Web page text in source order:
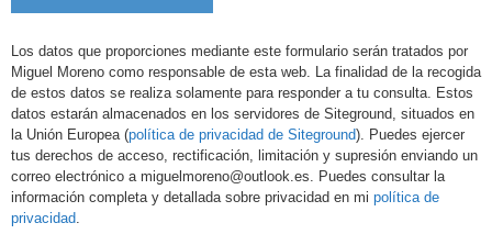
Los datos que proporciones mediante este formulario serán tratados por
Miguel Moreno como responsable de esta web. La finalidad de la recogida
de estos datos se realiza solamente para responder a tu consulta. Estos
datos estarán almacenados en los servidores de Siteground, situados en
la Unión Europea (política de privacidad de Siteground). Puedes ejercer
tus derechos de acceso, rectificación, limitación y supresión enviando un
correo electrónico a miguelmoreno@outlook.es. Puedes consultar la
información completa y detallada sobre privacidad en mi política de
privacidad